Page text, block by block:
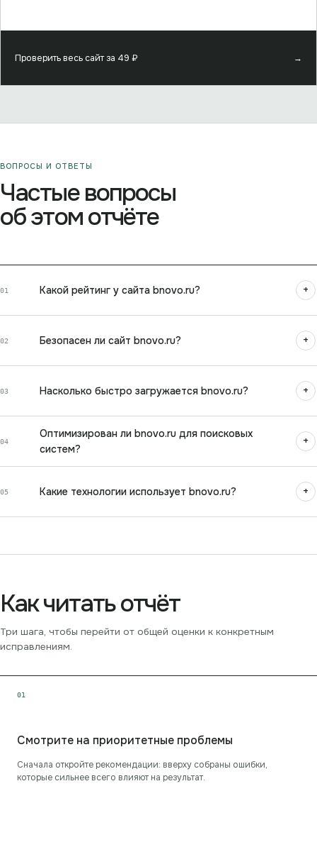
Проверить весь сайт за 49 ₽ →
ВОПРОСЫ И ОТВЕТЫ
Частые вопросы
об этом отчёте
01 Какой рейтинг у сайта bnovo.ru? +
02 Безопасен ли сайт bnovo.ru? +
03 Насколько быстро загружается bnovo.ru? +
04
Оптимизирован ли bnovo.ru для поисковых
систем?
+
05 Какие технологии использует bnovo.ru? +
Как читать отчёт
Три шага, чтобы перейти от общей оценки к конкретным
исправлениям.
01
Смотрите на приоритетные проблемы
Сначала откройте рекомендации: вверху собраны ошибки,
которые сильнее всего влияют на результат.